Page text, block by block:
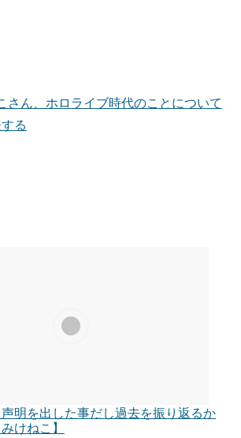
さん、ホロライブ時代のことについて
る
明を出した事だし過去を振り返るか
けねこ】